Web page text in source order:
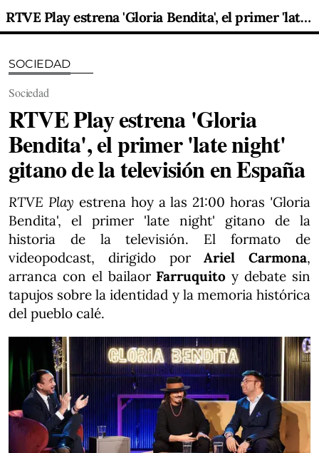
RTVE Play estrena 'Gloria Bendita', el primer 'late night' gitano de la televisión en España
SOCIEDAD
Sociedad
RTVE Play estrena 'Gloria
Bendita', el primer 'late night'
gitano de la televisión en España
RTVE Play estrena hoy a las 21:00 horas 'Gloria
Bendita', el primer 'late night' gitano de la
historia de la televisión. El formato de
videopodcast, dirigido porAriel Carmona,
arranca con el bailaor Farruquitoy debate sin
tapujos sobre la identidad y la memoria histórica
del pueblo calé.